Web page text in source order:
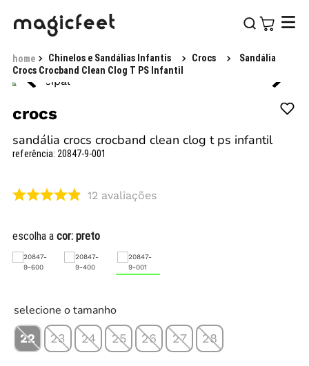
Chinelos e Sandálias Infantis Crocs
Sandália
Crocs Crocband Clean Clog T PS Infantil
crocs
sandália crocs crocband clean clog t ps infantil
referência: 20847-9-001
12 avaliações
escolha a cor: preto
selecione o tamanho
22 23 24 25 26 27 28